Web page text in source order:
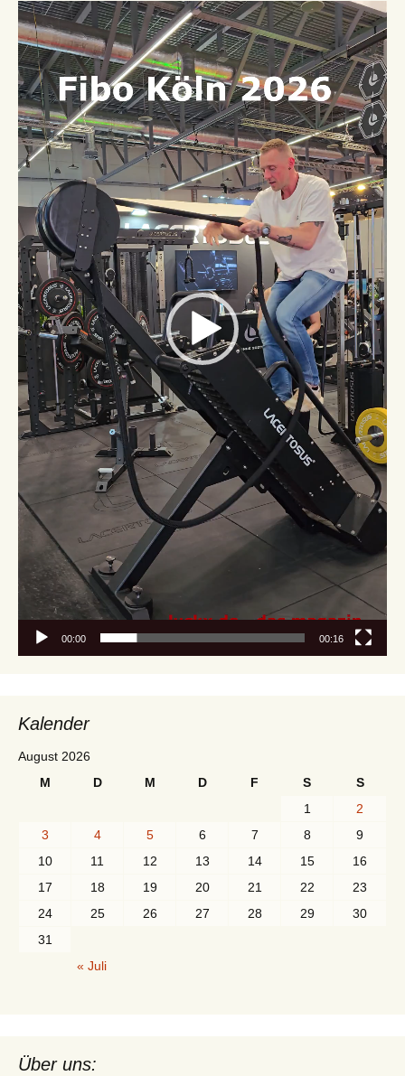
Video-
Player
00:00 00:16
Kalender
August 2026
M
D M D F S
S
1
2
3
4 5 6 7 8
9
10
11 12 13 14 15
16
17
18 19 20 21 22
23
24
25 26 27 28 29
30
31
« Juli
Über uns: